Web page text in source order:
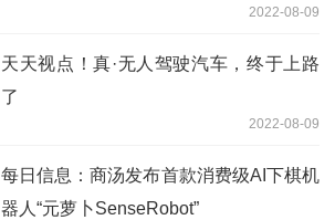
2022-08-09
天天视点！真·无人驾驶汽车，终于上路
了
2022-08-09
每日信息：商汤发布首款消费级AI下棋机
器人“元萝卜SenseRobot”